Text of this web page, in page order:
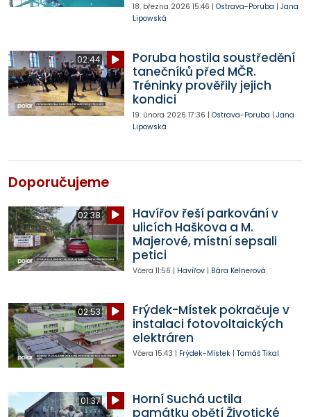
18. března 2026 15:46 | Ostrava-Poruba | Jana
Lipowská
02:44
Poruba hostila soustředění
tanečníků před MČR.
Tréninky prověřily jejich
kondici
19. února 2026 17:36 | Ostrava-Poruba | Jana
Lipowská
Doporučujeme
02:38
Havířov řeší parkování v
ulicích Haškova a M.
Majerové, místní sepsali
petici
Včera 11:56 | Havířov| Bára Kelnerová
02:53
Frýdek-Místek pokračuje v
instalaci fotovoltaických
elektráren
Včera 15:43 | Frýdek-Místek| Tomáš Tikal
01:37
Horní Suchá uctila
památku obětí Životické